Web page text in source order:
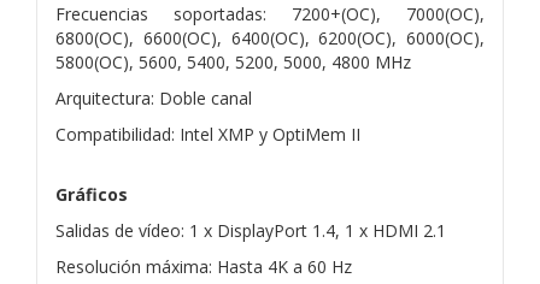
Frecuencias soportadas: 7200+(OC), 7000(OC),
6800(OC), 6600(OC), 6400(OC), 6200(OC), 6000(OC),
5800(OC), 5600, 5400, 5200, 5000, 4800 MHz
Arquitectura: Doble canal
Compatibilidad: Intel XMP y OptiMem II
Gráficos
Salidas de vídeo: 1 x DisplayPort 1.4, 1 x HDMI 2.1
Resolución máxima: Hasta 4K a 60 Hz